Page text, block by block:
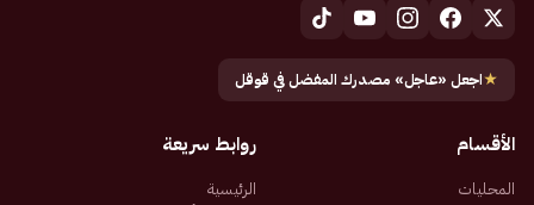
★اجعل «عاجل» مصدرك المفضل في قوقل
الأقسام
المحليات
روابط سريعة
الرئيسية